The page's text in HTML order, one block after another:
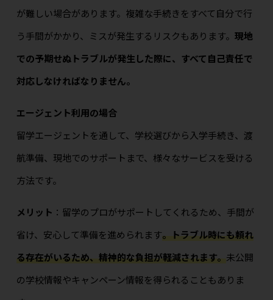
が難しい場合があります。複雑な手続きをすべて自分で行
う手間がかかり、ミスが発生するリスクもあります。現地
での予期せぬトラブルが発生した際に、すべて自己責任で
対応しなければなりません。
エージェント利用の場合
留学エージェントを通して、学校選びから入学手続き、渡
航準備、現地でのサポートまで、様々なサービスを受ける
方法です。
メリット ：留学のプロがサポートしてくれるため、手間が
省け、安心して準備を進められます。トラブル時にも頼れ
る存在がいるため、精神的な負担が軽減されます。 未公開
の学校情報やキャンペーン情報を得られることもありま